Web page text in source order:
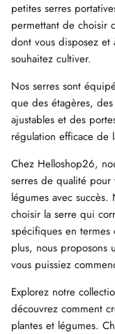
petites serres
permettant de choisir
dont vous disposez
souhaitez cultiver.
Nos serres sont
que des étagères,
ajustables et des
régulation efficace de
Chez Helloshop26,
serres de qualité pour
légumes avec
choisir la serre qui
spécifiques en
plus, nous proposons
vous puissiez
Explorez notre
découvrez comment
plantes et légumes.